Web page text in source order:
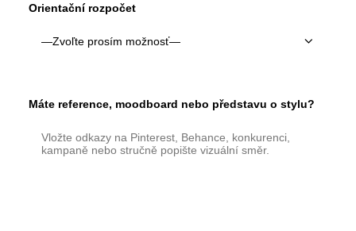
Orientační rozpočet
Máte reference, moodboard nebo představu o stylu?